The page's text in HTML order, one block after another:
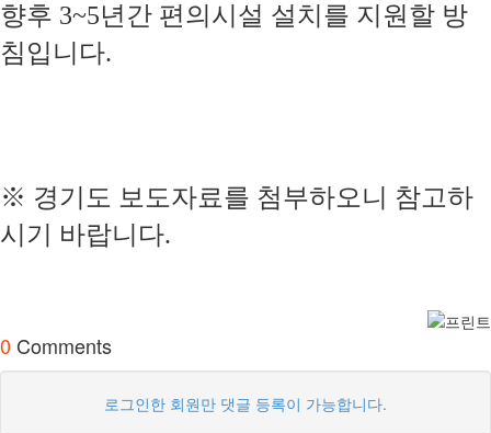
향후 3~5년간 편의시설 설치를 지원할 방
침입니다.
※ 경기도 보도자료를 첨부하오니 참고하
시기 바랍니다.
0 Comments
로그인한 회원만 댓글 등록이 가능합니다.